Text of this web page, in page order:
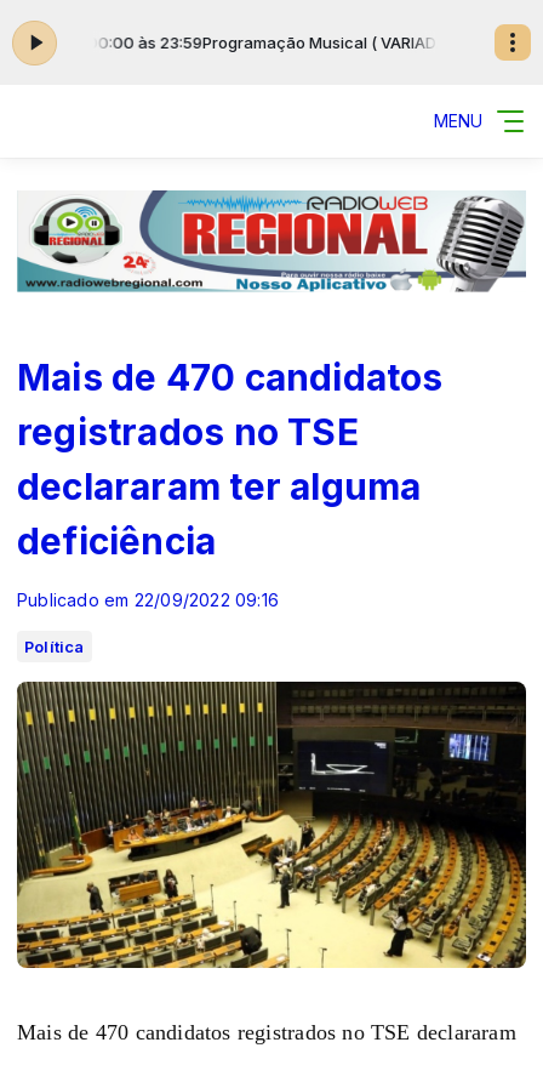
das 00:00 às 23:59 Programação Musical ( VARIADAS ) das 00:00 às
MENU
Mais de 470 candidatos
registrados no TSE
declararam ter alguma
deficiência
Publicado em 22/09/2022 09:16
Política
Mais de 470 candidatos registrados no TSE declararam